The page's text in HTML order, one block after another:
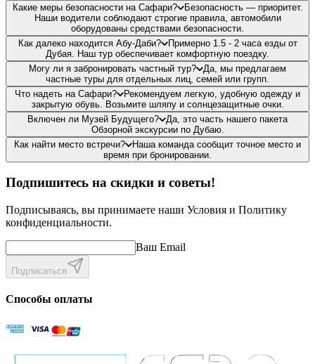
Какие меры безопасности на Сафари?
Безопасность — приоритет.
Наши водители соблюдают строгие правила, автомобили
оборудованы средствами безопасности.
Как далеко находится Абу-Даби?
Примерно 1.5 - 2 часа езды от
Дубая. Наш тур обеспечивает комфортную поездку.
Могу ли я забронировать частный тур?
Да, мы предлагаем
частные туры для отдельных лиц, семей или групп.
Что надеть на Сафари?
Рекомендуем легкую, удобную одежду и
закрытую обувь. Возьмите шляпу и солнцезащитные очки.
Включен ли Музей Будущего?
Да, это часть нашего пакета
Обзорной экскурсии по Дубаю.
Как найти место встречи?
Наша команда сообщит точное место и
время при бронировании.
Подпишитесь на скидки и советы!
Подписываясь, вы принимаете наши Условия и Политику
конфиденциальности.
Ваш Email
Подписаться
Способы оплаты